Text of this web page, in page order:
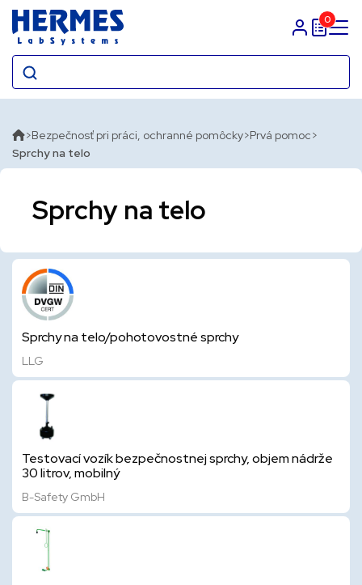
Prihlasit sa
0
Bezpečnosť pri práci, ochranné pomôcky Prvá pomoc
Sprchy na telo
Sprchy na telo
Sprchy na telo/pohotovostné sprchy
LLG
Testovací vozík bezpečnostnej sprchy, objem nádrže
30 litrov, mobilný
B-Safety GmbH